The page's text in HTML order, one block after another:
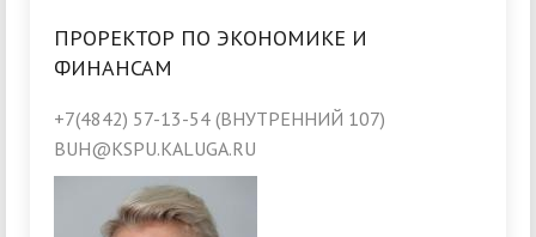
ПРОРЕКТОР ПО ЭКОНОМИКЕ И
ФИНАНСАМ
+7(4842) 57-13-54 (ВНУТРЕННИЙ 107)
BUH@KSPU.KALUGA.RU